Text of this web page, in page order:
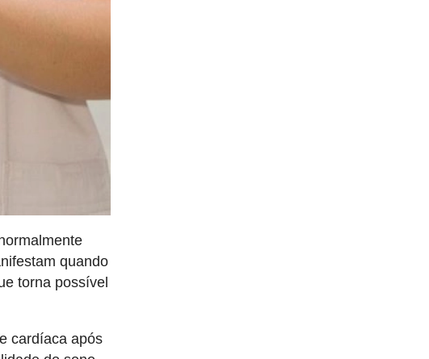
quando
torna possível
cardíaca após